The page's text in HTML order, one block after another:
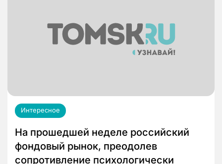
Интересное
На прошедшей неделе российский
фондовый рынок, преодолев
сопротивление психологически